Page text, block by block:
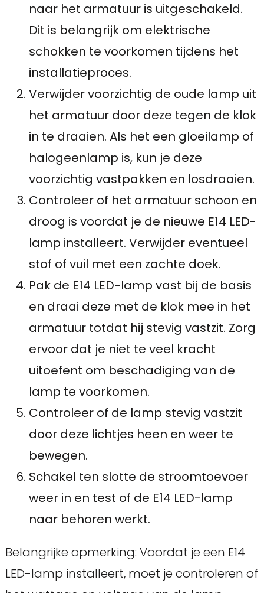
naar het armatuur is uitgeschakeld.
Dit is belangrijk om elektrische
schokken te voorkomen tijdens het
installatieproces.
Verwijder voorzichtig de oude lamp uit
het armatuur door deze tegen de klok
in te draaien. Als het een gloeilamp of
halogeenlamp is, kun je deze
voorzichtig vastpakken en losdraaien.
Controleer of het armatuur schoon en
droog is voordat je de nieuwe E14 LED-
lamp installeert. Verwijder eventueel
stof of vuil met een zachte doek.
Pak de E14 LED-lamp vast bij de basis
en draai deze met de klok mee in het
armatuur totdat hij stevig vastzit. Zorg
ervoor dat je niet te veel kracht
uitoefent om beschadiging van de
lamp te voorkomen.
Controleer of de lamp stevig vastzit
door deze lichtjes heen en weer te
bewegen.
Schakel ten slotte de stroomtoevoer
weer in en test of de E14 LED-lamp
naar behoren werkt.
Belangrijke opmerking: Voordat je een E14
LED-lamp installeert, moet je controleren of